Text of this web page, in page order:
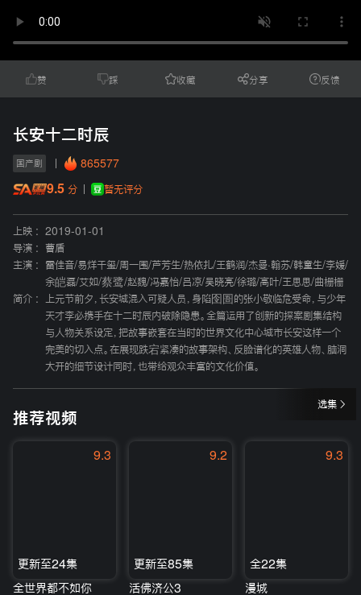
赞 踩 收藏 分享 反馈
长安十二时辰
国产剧 865577
9.5 分 暂无评分
上映 :
2019-01-01
导演 :
曹盾
主演 :
雷佳音/易烊千玺/周一围/芦芳生/热依扎/王鹤润/杰曼·翰苏/韩童生/李媛/
余皑磊/艾如/蔡鹭/赵魏/冯嘉怡/吕凉/吴晓亮/徐璐/高叶/王思思/曲栅栅
简介 :
上元节前夕，长安城混入可疑人员，身陷囹圄的张小敬临危受命，与少年
天才李必携手在十二时辰内破除隐患。全篇运用了创新的探案剧集结构
与人物关系设定，把故事嵌套在当时的世界文化中心城市长安这样一个
完美的切入点。在展现跌宕紧凑的故事架构、反脸谱化的英雄人物、脑洞
大开的细节设计同时，也带给观众丰富的文化价值。
选集
推荐视频
9.3
更新至24集
全世界都不如你
9.2
更新至85集
活佛济公3
9.3
全22集
漫城